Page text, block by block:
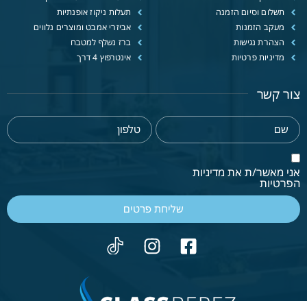
תשלום וסיום הזמנה
מעקב הזמנות
הצהרת נגישות
מדיניות פרטיות
תעלות ניקוז אופנתיות
אביזרי אמבט ומוצרים נלווים
ברז נשלף למטבח
אינטרפוץ 4 דרך
צור קשר
אני מאשר/ת את מדיניות
הפרטיות
שליחת פרטים